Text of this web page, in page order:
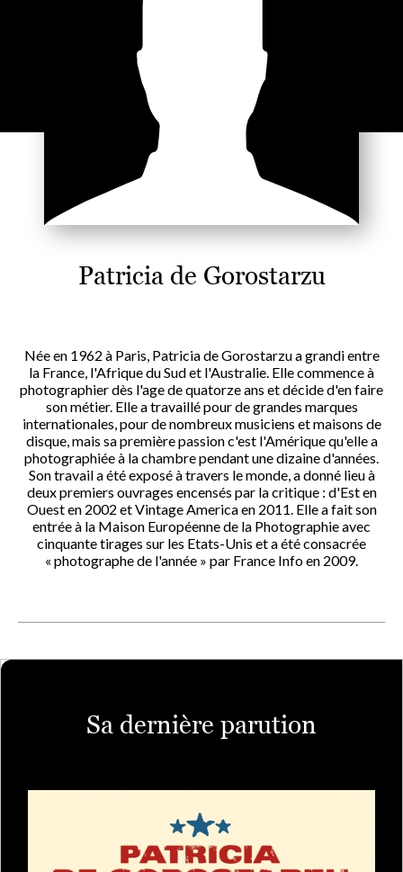
Patricia de Gorostarzu
Née en 1962 à Paris, Patricia de Gorostarzu a grandi entre
la France, l'Afrique du Sud et l'Australie. Elle commence à
photographier dès l'age de quatorze ans et décide d'en faire
son métier. Elle a travaillé pour de grandes marques
internationales, pour de nombreux musiciens et maisons de
disque, mais sa première passion c'est l'Amérique qu'elle a
photographiée à la chambre pendant une dizaine d'années.
Son travail a été exposé à travers le monde, a donné lieu à
deux premiers ouvrages encensés par la critique : d'Est en
Ouest en 2002 et Vintage America en 2011. Elle a fait son
entrée à la Maison Européenne de la Photographie avec
cinquante tirages sur les Etats-Unis et a été consacrée
« photographe de l'année » par France Info en 2009.
Sa dernière parution